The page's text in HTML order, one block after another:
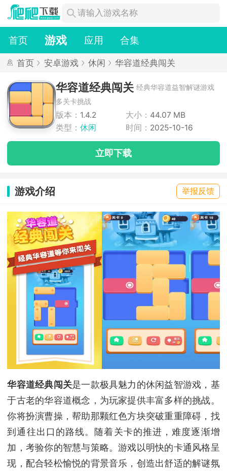
首页 游戏 应用 合集
首页 安卓游戏 休闲 华容道经典闯关
华容道经典闯关 经典华容道益智解谜游戏
多关卡挑战
版本： 1.4.2 大小： 44.07 MB
类型： 休闲 时间： 2025-10-16
立即下载
游戏介绍 举报反馈
华容道经典闯关是一款极具魅力的休闲益智游戏，基
于古老的华容道概念，为玩家提供丰富多样的挑战。
你将扮演曹操，帮助那颗红色方块突破重重障碍，找
到通往出口的路线。随着关卡的推进，难度逐渐增
加，考验你的智慧与策略。游戏以明快的卡通风格呈
现，配合轻松愉悦的背景音乐，创造出舒适的解谜氛